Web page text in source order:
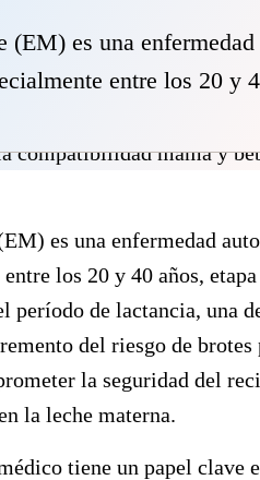
es una
entre los 20 y
es una enfermedad
los 20 y 40 años,
período de lactancia, una
del riesgo de
la seguridad del
la leche materna.
tiene un papel clave